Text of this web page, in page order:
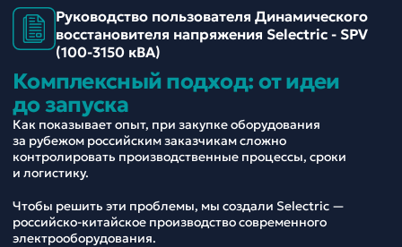
Руководство пользователя Динамического
восстановителя напряжения Selectric - SPV
(100-3150 кВА)
Комплексный подход: от идеи
до запуска
Как показывает опыт, при закупке оборудования
за рубежом российским заказчикам сложно
контролировать производственные процессы, сроки
и логистику.
Чтобы решить эти проблемы, мы создали Selectric —
российско-китайское производство современного
электрооборудования.